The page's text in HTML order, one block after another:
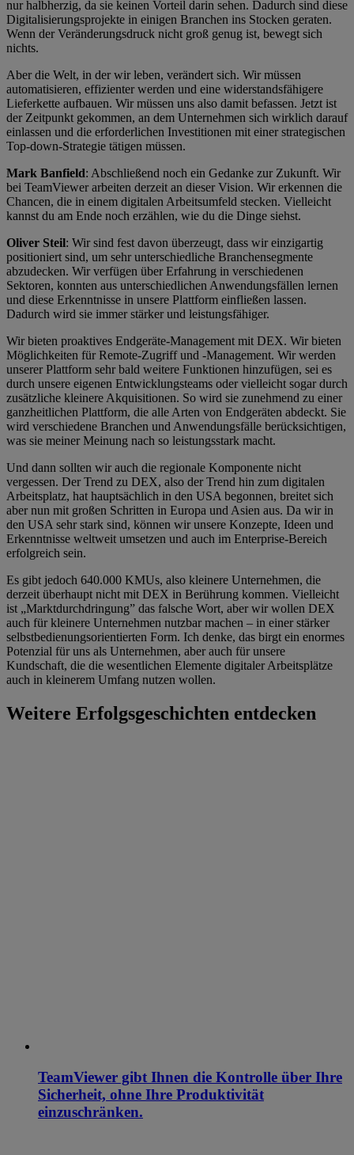
nur halbherzig, da sie keinen Vorteil darin sehen. Dadurch sind diese
Digitalisierungsprojekte in einigen Branchen ins Stocken geraten.
Wenn der Veränderungsdruck nicht groß genug ist, bewegt sich
nichts.
Aber die Welt, in der wir leben, verändert sich. Wir müssen
automatisieren, effizienter werden und eine widerstandsfähigere
Lieferkette aufbauen. Wir müssen uns also damit befassen. Jetzt ist
der Zeitpunkt gekommen, an dem Unternehmen sich wirklich darauf
einlassen und die erforderlichen Investitionen mit einer strategischen
Top-down-Strategie tätigen müssen.
Mark Banfield: Abschließend noch ein Gedanke zur Zukunft. Wir
bei TeamViewer arbeiten derzeit an dieser Vision. Wir erkennen die
Chancen, die in einem digitalen Arbeitsumfeld stecken. Vielleicht
kannst du am Ende noch erzählen, wie du die Dinge siehst.
Oliver Steil: Wir sind fest davon überzeugt, dass wir einzigartig
positioniert sind, um sehr unterschiedliche Branchensegmente
abzudecken. Wir verfügen über Erfahrung in verschiedenen
Sektoren, konnten aus unterschiedlichen Anwendungsfällen lernen
und diese Erkenntnisse in unsere Plattform einfließen lassen.
Dadurch wird sie immer stärker und leistungsfähiger.
Wir bieten proaktives Endgeräte-Management mit DEX. Wir bieten
Möglichkeiten für Remote-Zugriff und -Management. Wir werden
unserer Plattform sehr bald weitere Funktionen hinzufügen, sei es
durch unsere eigenen Entwicklungsteams oder vielleicht sogar durch
zusätzliche kleinere Akquisitionen. So wird sie zunehmend zu einer
ganzheitlichen Plattform, die alle Arten von Endgeräten abdeckt. Sie
wird verschiedene Branchen und Anwendungsfälle berücksichtigen,
was sie meiner Meinung nach so leistungsstark macht.
Und dann sollten wir auch die regionale Komponente nicht
vergessen. Der Trend zu DEX, also der Trend hin zum digitalen
Arbeitsplatz, hat hauptsächlich in den USA begonnen, breitet sich
aber nun mit großen Schritten in Europa und Asien aus. Da wir in
den USA sehr stark sind, können wir unsere Konzepte, Ideen und
Erkenntnisse weltweit umsetzen und auch im Enterprise-Bereich
erfolgreich sein.
Es gibt jedoch 640.000 KMUs, also kleinere Unternehmen, die
derzeit überhaupt nicht mit DEX in Berührung kommen. Vielleicht
ist „Marktdurchdringung” das falsche Wort, aber wir wollen DEX
auch für kleinere Unternehmen nutzbar machen – in einer stärker
selbstbedienungsorientierten Form. Ich denke, das birgt ein enormes
Potenzial für uns als Unternehmen, aber auch für unsere
Kundschaft, die die wesentlichen Elemente digitaler Arbeitsplätze
auch in kleinerem Umfang nutzen wollen.
Weitere Erfolgsgeschichten entdecken
TeamViewer gibt Ihnen die Kontrolle über Ihre
Sicherheit, ohne Ihre Produktivität
einzuschränken.